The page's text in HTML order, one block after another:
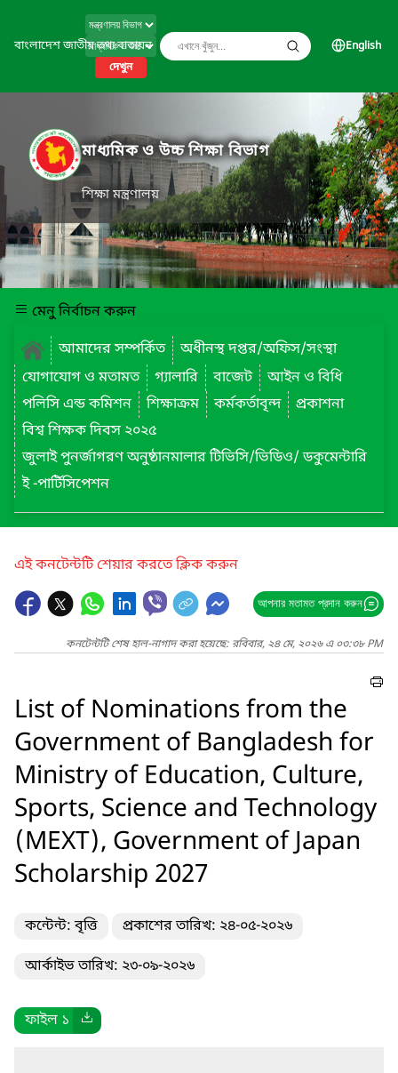
বাংলাদেশ জাতীয় তথ্য বাতায়ন
দেখুন
English
মাধ্যমিক ও উচ্চ শিক্ষা বিভাগ
শিক্ষা মন্ত্রণালয়
মেনু নির্বাচন করুন
আমাদের সম্পর্কিত
অধীনস্থ দপ্তর/অফিস/সংস্থা
যোগাযোগ ও মতামত
গ্যালারি বাজেট
আইন ও বিধি
পলিসি এন্ড কমিশন
শিক্ষাক্রম কর্মকর্তাবৃন্দ
প্রকাশনা
বিশ্ব শিক্ষক দিবস ২০২৫
জুলাই পুনর্জাগরণ অনুষ্ঠানমালার টিভিসি/ভিডিও/ ডকুমেন্টারি
ই -পার্টিসিপেশন
এই কনটেন্টটি শেয়ার করতে ক্লিক করুন
আপনার মতামত প্রদান করুন
কনটেন্টটি শেষ হাল-নাগাদ করা হয়েছে: রবিবার, ২৪ মে, ২০২৬ এ ০৩:৩৮ PM
List of Nominations from the
Government of Bangladesh for
Ministry of Education, Culture,
Sports, Science and Technology
(MEXT), Government of Japan
Scholarship 2027
কন্টেন্ট: বৃত্তি প্রকাশের তারিখ: ২৪-০৫-২০২৬
আর্কাইভ তারিখ: ২৩-০৯-২০২৬
ফাইল ১